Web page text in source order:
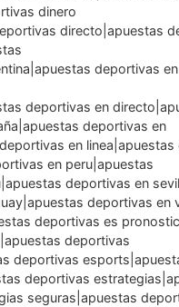
dinero
directo|apuestas
deportivas
deportivas en
deportivas en
en
en peru|apuestas
deportivas en
deportivas en
deportivas es
deportivas
deportivas
deportivas
seguras|apuestas